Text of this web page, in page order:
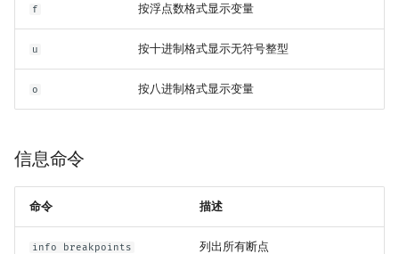
f 按浮点数格式显示变量
u 按十进制格式显示无符号整型
o 按八进制格式显示变量
信息命令
命令 描述
info breakpoints 列出所有断点